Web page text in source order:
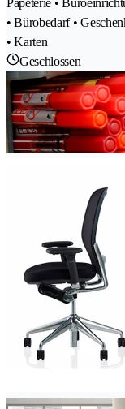
Papeterie •
• Bürobedarf •
• Karten
Geschlossen